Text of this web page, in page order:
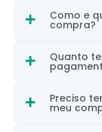
Como e
compra?
Quanto
Preciso
meu